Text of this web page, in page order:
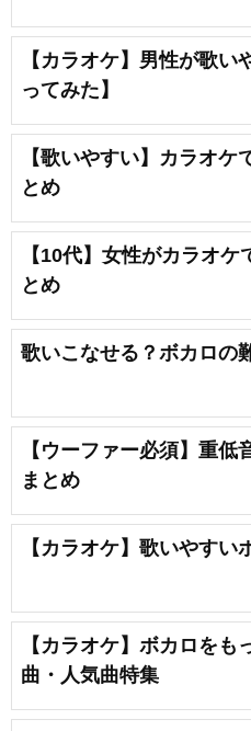
【カラオケ】男性が歌
ってみた】
【歌いやすい】カラオケ
とめ
【10代】女性がカラオ
とめ
歌いこなせる？ボカロの
【ウーファー必須】重
まとめ
【カラオケ】歌いやす
【カラオケ】ボカロをも
曲・人気曲特集